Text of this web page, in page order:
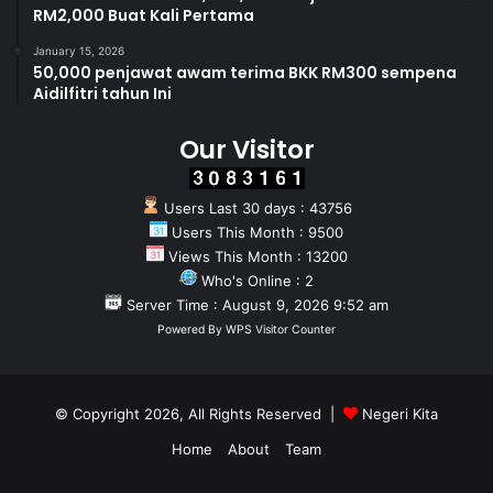
menjadi asas penting kepada dasar serta inisiatif pertanian
negara yang sedang dilaksanakan.
Al-Fatihah dan setinggi penghargaan buat Allahyarham Tun
Abdullah Ahmad Badawi atas jasa dan khidmat bakti beliau
yang tidak ternilai kepada sektor pertanian Malaysia.
Dato’ Seri Mohamad Sabu
Dato’ Arthur Joseph Kurup
Kementerian Pertanian dan Keterjaminan Makanan
RM2,000 Buat Kali Pertama
January 15, 2026
50,000 penjawat awam terima BKK RM300 sempena
Aidilfitri tahun Ini
Our Visitor
Users Last 30 days : 43756
Users This Month : 9500
Views This Month : 13200
Who's Online : 2
Server Time : August 9, 2026 9:52 am
Powered By WPS Visitor Counter
© Copyright 2026, All Rights Reserved |
Negeri Kita
Home
About Team